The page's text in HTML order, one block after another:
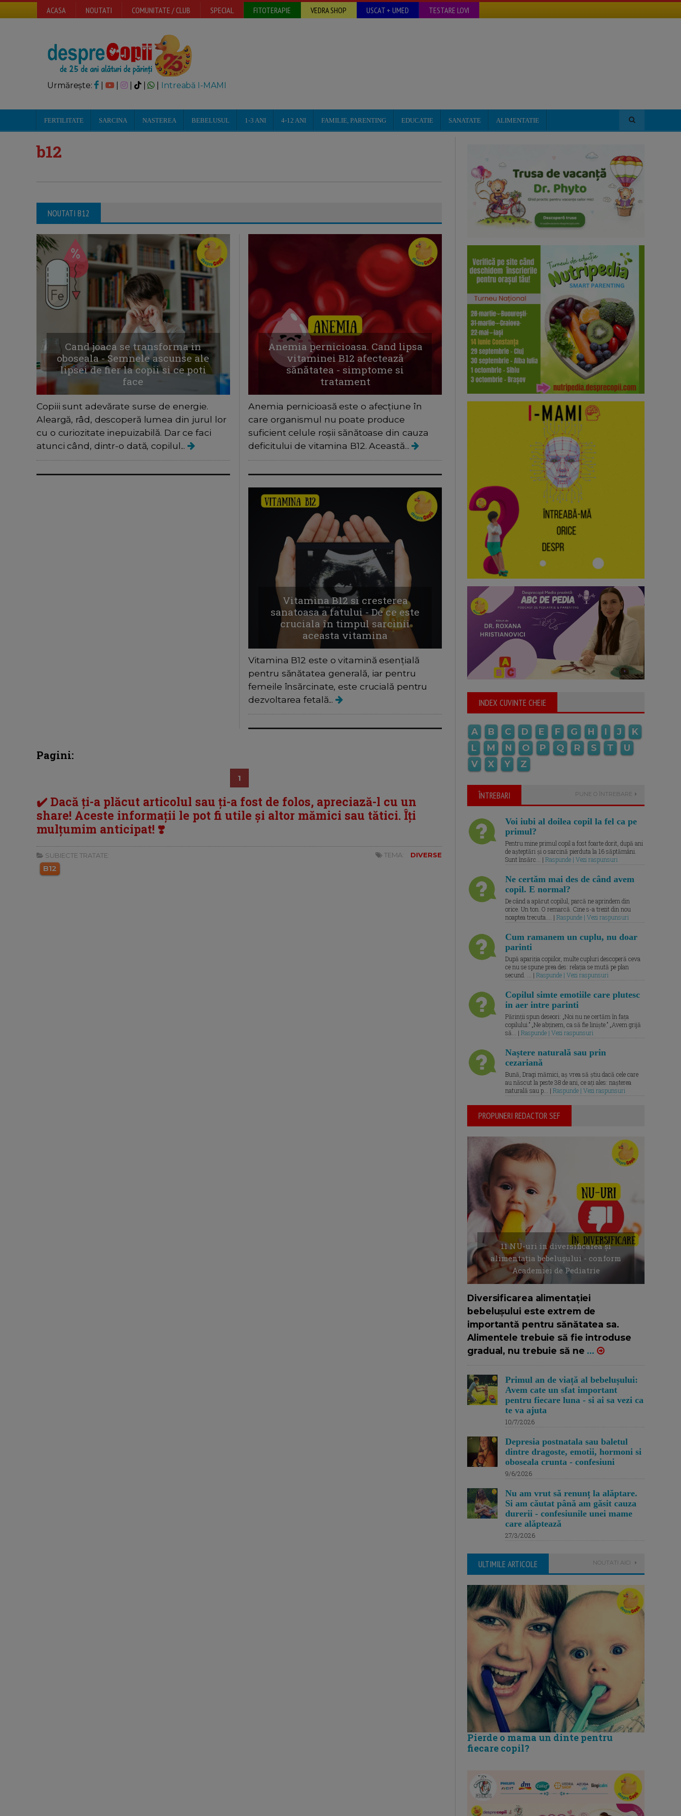
ACASA NOUTATI COMUNITATE / CLUB SPECIAL FITOTERAPIE VEDRA SHOP USCAT + UMED TESTARE LOVI
Urmărește: | | Intreabă I-MAMI
FERTILITATE SARCINA NASTEREA BEBELUSUL 1-3 ANI 4-12 ANI FAMILIE, PARENTING EDUCATIE SANATATE ALIMENTATIE
b12
NOUTATI B12
Cand joaca se transforma in
oboseala - Semnele ascunse ale
lipsei de fier la copii si ce poti
face
Copiii sunt adevărate surse de energie.
Aleargă, râd, descoperă lumea din jurul lor
cu o curiozitate inepuizabilă. Dar ce faci
atunci când, dintr-o dată, copilul...
Anemia pernicioasa. Cand lipsa
vitaminei B12 afectează
sănătatea - simptome si
tratament
Anemia pernicioasă este o afecțiune în
care organismul nu poate produce
suficient celule roșii sănătoase din cauza
deficitului de vitamina B12. Această...
Vitamina B12 si cresterea
sanatoasa a fatului - De ce este
cruciala în timpul sarcinii
aceasta vitamina
Vitamina B12 este o vitamină esențială
pentru sănătatea generală, iar pentru
femeile însărcinate, este crucială pentru
dezvoltarea fetală...
Pagini:
1
✔️ Dacă ți-a plăcut articolul sau ți-a fost de folos, apreciază-l cu un
share! Aceste informații le pot fi utile și altor mămici sau tătici. Îți
mulțumim anticipat! ❣️
SUBIECTE TRATATE:
B12
TEMA: DIVERSE
INDEX CUVINTE CHEIE
A B C D E F G H I J
K
L
M N O P Q R S T
U
V
X Y Z
ÎNTREBARI PUNE O ÎNTREBARE
Voi iubi al doilea copil la fel ca pe
primul?
Pentru mine primul copil a fost foarte dorit, după ani
de așteptări și o sarcină pierduta la 16 săptămâni.
Sunt însărc... | Raspunde | Vezi raspunsuri
Ne certăm mai des de când avem
copil. E normal?
De când a apărut copilul, parcă ne aprindem din
orice. Un ton. O remarcă. Cine s-a trezit din nou
noaptea trecuta.... | Raspunde | Vezi raspunsuri
Cum ramanem un cuplu, nu doar
parinti
După apariția copiilor, multe cupluri descoperă ceva
ce nu se spune prea des: relația se mută pe plan
secund. ... | Raspunde | Vezi raspunsuri
Copilul simte emotiile care plutesc
in aer intre parinti
Părinții spun deseori: „Noi nu ne certăm în fața
copilului.” „Ne abținem, ca să fie liniște.” „Avem grijă
să... | Raspunde | Vezi raspunsuri
Naștere naturală sau prin
cezariană
Bună, Dragi mămici, aș vrea să știu dacă cele care
au născut la peste 38 de ani, ce ați ales: nașterea
naturală sau p... | Raspunde | Vezi raspunsuri
PROPUNERI REDACTOR SEF
11 NU-uri in diversificarea și
alimentația bebelușului - conform
Academiei de Pediatrie
Diversificarea alimentației
bebelușului este extrem de
importantă pentru sănătatea sa.
Alimentele trebuie să fie introduse
gradual, nu trebuie să ne ...
Primul an de viață al bebelușului:
Avem cate un sfat important
pentru fiecare luna - si ai sa vezi ca
te va ajuta
10/7/2026
Depresia postnatala sau baletul
dintre dragoste, emotii, hormoni si
oboseala crunta - confesiuni
9/6/2026
Nu am vrut să renunț la alăptare.
Si am căutat până am găsit cauza
durerii - confesiunile unei mame
care alăptează
27/3/2026
ULTIMILE ARTICOLE NOUTATI AICI
Pierde o mama un dinte pentru
fiecare copil?